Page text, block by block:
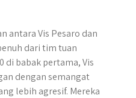
antara Vis Pesaro dan
dari tim tuan
di babak pertama, Vis
dengan semangat
lebih agresif. Mereka